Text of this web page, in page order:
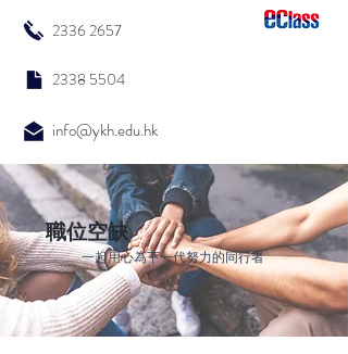
2336 2657
2338 5504
info@ykh.edu.hk
一起用心為下一代努力的同行者
職位空缺